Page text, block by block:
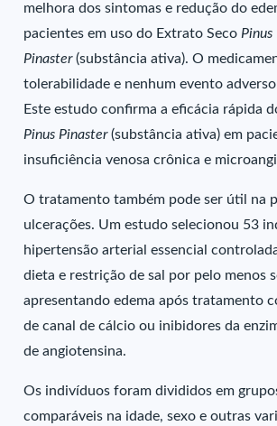
melhora dos sintomas e redução do
pacientes em uso do Extrato Seco Pinus
Pinaster(substância ativa). O
tolerabilidade e nenhum evento
Este estudo confirma a eficácia rápida
Pinus Pinaster(substância ativa) em
insuficiência venosa crônica e
O tratamento também pode ser útil na
ulcerações. Um estudo selecionou 53
hipertensão arterial essencial
dieta e restrição de sal por pelo menos
apresentando edema após tratamento
de canal de cálcio ou inibidores da
de angiotensina.
Os indivíduos foram divididos em
comparáveis na idade, sexo e outras